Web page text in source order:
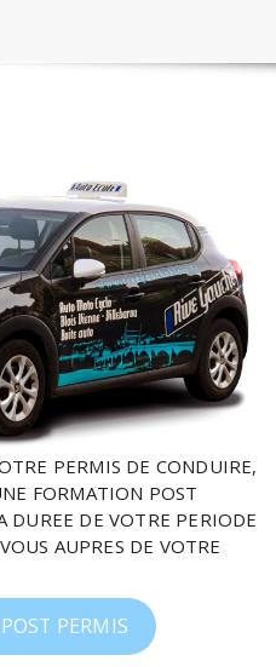
PERMIS DE CONDUIRE,
FORMATION POST
DUREE DE VOTRE PERIODE
AUPRES DE VOTRE
PERMIS